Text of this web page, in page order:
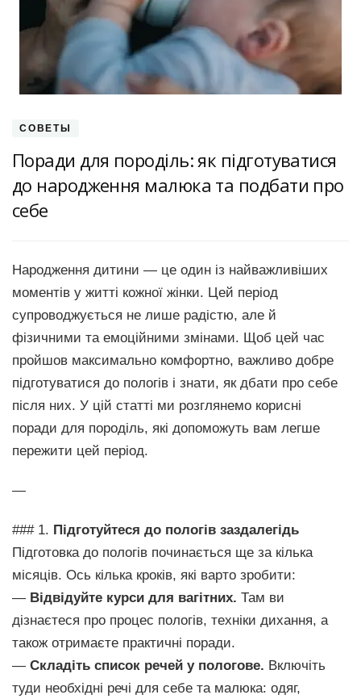
СОВЕТЫ
Поради для породіль: як підготуватися
до народження малюка та подбати про
себе
Народження дитини — це один із найважливіших
моментів у житті кожної жінки. Цей період
супроводжується не лише радістю, але й
фізичними та емоційними змінами. Щоб цей час
пройшов максимально комфортно, важливо добре
підготуватися до пологів і знати, як дбати про себе
після них. У цій статті ми розглянемо корисні
поради для породіль, які допоможуть вам легше
пережити цей період.
—
### 1. Підготуйтеся до пологів заздалегідь
Підготовка до пологів починається ще за кілька
місяців. Ось кілька кроків, які варто зробити:
— Відвідуйте курси для вагітних. Там ви
дізнаєтеся про процес пологів, техніки дихання, а
також отримаєте практичні поради.
— Складіть список речей у пологове. Включіть
туди необхідні речі для себе та малюка: одяг,